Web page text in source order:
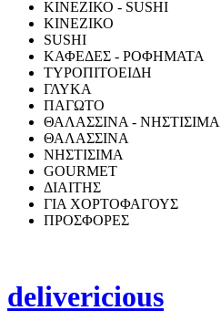
ΚΙΝΕΖΙΚΟ - SUSHI
ΚΙΝΕΖΙΚΟ
SUSHI
ΚΑΦΕΔΕΣ - ΡΟΦΗΜΑΤΑ
ΤΥΡΟΠΙΤΟΕΙΔΗ
ΓΛΥΚΑ
ΠΑΓΩΤΟ
ΘΑΛΑΣΣΙΝΑ - ΝΗΣΤΙΣΙΜΑ
ΘΑΛΑΣΣΙΝΑ
ΝΗΣΤΙΣΙΜΑ
GOURMET
ΔΙΑΙΤΗΣ
ΓΙΑ ΧΟΡΤΟΦΑΓΟΥΣ
ΠΡΟΣΦΟΡΕΣ
delivericious